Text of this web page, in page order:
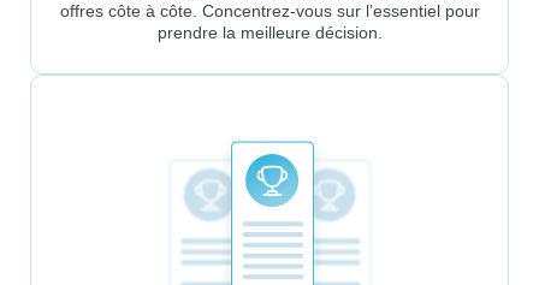
offres côte à côte. Concentrez-vous sur l’essentiel pour
prendre la meilleure décision.